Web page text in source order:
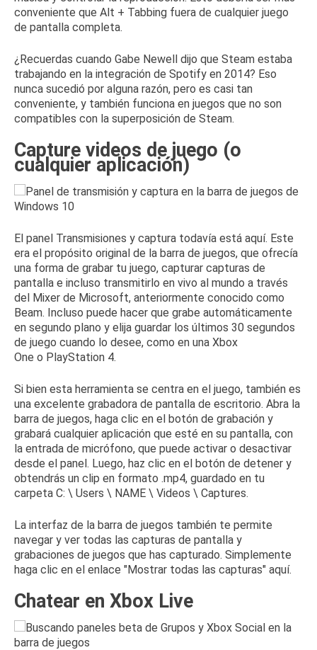
conveniente que Alt + Tabbing fuera de cualquier juego
de pantalla completa.
¿Recuerdas cuando Gabe Newell dijo que Steam estaba
trabajando en la integración de Spotify en 2014? Eso
nunca sucedió por alguna razón, pero es casi tan
conveniente, y también funciona en juegos que no son
compatibles con la superposición de Steam.
Capture videos de juego (o
cualquier aplicación)
El panel Transmisiones y captura todavía está aquí. Este
era el propósito original de la barra de juegos, que ofrecía
una forma de grabar tu juego, capturar capturas de
pantalla e incluso transmitirlo en vivo al mundo a través
del Mixer de Microsoft, anteriormente conocido como
Beam. Incluso puede hacer que grabe automáticamente
en segundo plano y elija guardar los últimos 30 segundos
de juego cuando lo desee, como en una Xbox
One o PlayStation 4.
Si bien esta herramienta se centra en el juego, también es
una excelente grabadora de pantalla de escritorio. Abra la
barra de juegos, haga clic en el botón de grabación y
grabará cualquier aplicación que esté en su pantalla, con
la entrada de micrófono, que puede activar o desactivar
desde el panel. Luego, haz clic en el botón de detener y
obtendrás un clip en formato .mp4, guardado en tu
carpeta C: \ Users \ NAME \ Videos \ Captures.
La interfaz de la barra de juegos también te permite
navegar y ver todas las capturas de pantalla y
grabaciones de juegos que has capturado. Simplemente
haga clic en el enlace "Mostrar todas las capturas" aquí.
Chatear en Xbox Live